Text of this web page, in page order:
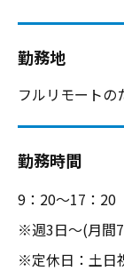
勤務地
フルリモートの
勤務時間
9：20～17：20
※週3日～(月間
※定休日：土日